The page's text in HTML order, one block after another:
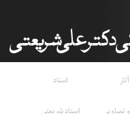
آثار
اسناد